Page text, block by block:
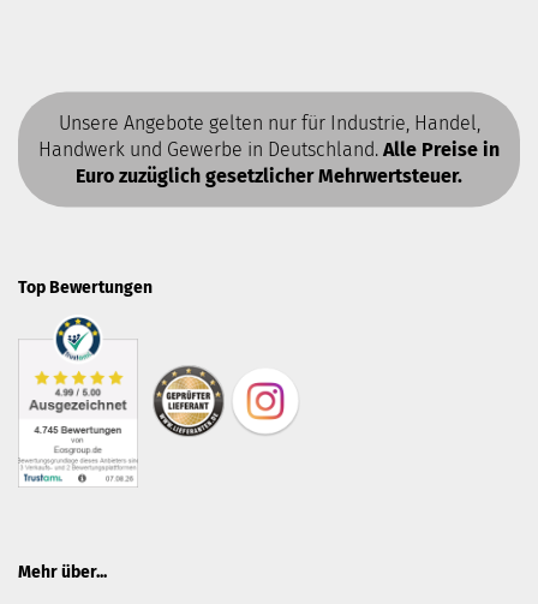
Unsere Angebote gelten nur für Industrie, Handel,
Handwerk und Gewerbe in Deutschland. Alle Preise in
Euro zuzüglich gesetzlicher Mehrwertsteuer.
Top Bewertungen
Mehr über...